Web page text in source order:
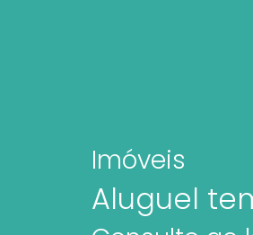
Imóveis
Aluguel